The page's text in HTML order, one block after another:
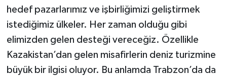
hedef pazarlarımız ve işbirliğimizi geliştirmek
istediğimiz ülkeler. Her zaman olduğu gibi
elimizden gelen desteği vereceğiz. Özellikle
Kazakistan’dan gelen misafirlerin deniz turizmine
büyük bir ilgisi oluyor. Bu anlamda Trabzon’da da